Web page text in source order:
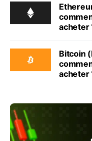
acheter
Bitcoin
acheter